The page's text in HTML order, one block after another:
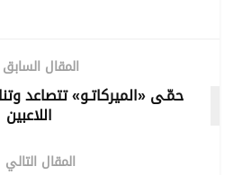
المقال السابق
حمّـى «الميركاتـو» تتصاعد
اللاعبين
المقال التالي